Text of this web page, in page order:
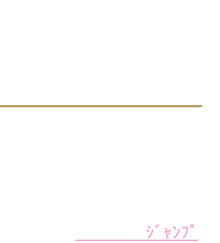
ｼﾞｬﾝﾌﾟ